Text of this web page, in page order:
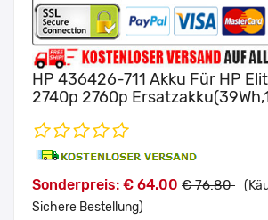
HP 436426-711 Akku Für HP
2740p 2760p
Sonderpreis: € 64.00 € 76.80
Sichere Bestellung)